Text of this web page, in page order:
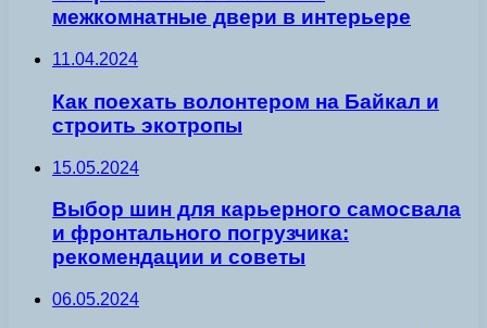
межкомнатные двери в интерьере
11.04.2024
Как поехать волонтером на Байкал и
строить экотропы
15.05.2024
Выбор шин для карьерного самосвала
и фронтального погрузчика:
рекомендации и советы
06.05.2024